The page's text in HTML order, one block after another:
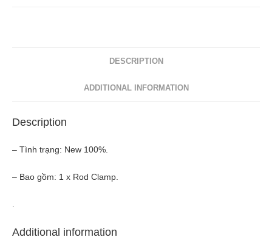
DESCRIPTION
ADDITIONAL INFORMATION
Description
– Tình trạng: New 100%.
– Bao gồm: 1 x Rod Clamp.
Additional information